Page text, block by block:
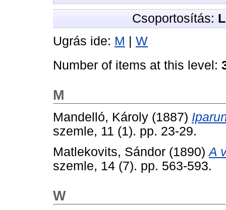
Csoportosítás:
Ugrás ide: M
W
Number of items at this level:
M
Mandelló, Károly (1887)
szemle, 11 (1). pp. 23-29.
Matlekovits, Sándor (1890)A
szemle, 14 (7). pp. 563-593.
W